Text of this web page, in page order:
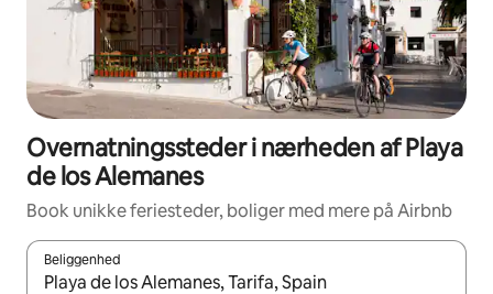
Overnatningssteder i nærheden af Playa
de los Alemanes
Book unikke feriesteder, boliger med mere på Airbnb
Beliggenhed
Når resultaterne er tilgængelige, skal du navigere med